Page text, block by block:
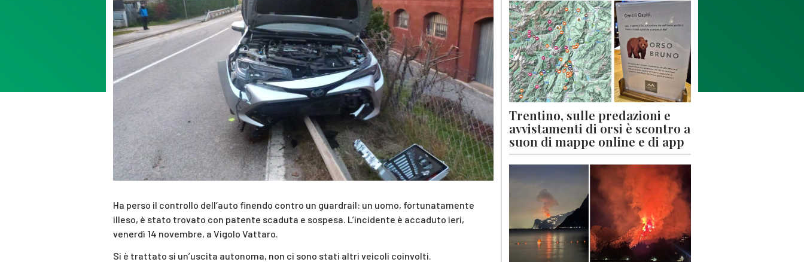
Ha perso il controllo dell’auto finendo contro un guardrail: un uomo, fortunatamente
illeso, è stato trovato con patente scaduta e sospesa. L’incidente è accaduto ieri,
venerdì 14 novembre, a Vigolo Vattaro.
Si è trattato si un’uscita autonoma, non ci sono stati altri veicoli coinvolti.
Trentino, sulle predazioni e
avvistamenti di orsi è scontro a
suon di mappe online e di app